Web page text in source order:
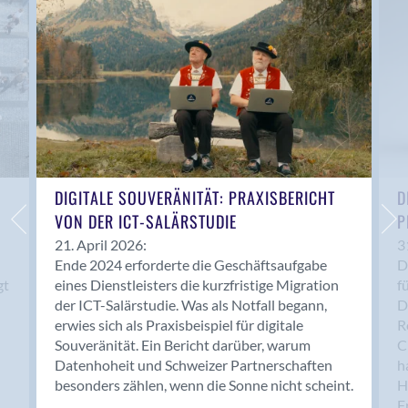
Anwil
Appenzell
Au SG
Baar
Baden
Balsthal
Balzers
Basel
Bassersdorf
Belp
Bendern
Benken (SG)
Bergdietikon
Berlin
Bern
Bern - Liebefeld
DIGITALE SOUVERÄNITÄT: PRAXISBERICHT
VON DER ICT-SALÄRSTUDIE
21. April 2026:
Ende 2024 erforderte die Geschäftsaufgabe
eines Dienstleisters die kurzfristige Migration
der ICT-Salärstudie. Was als Notfall begann,
erwies sich als Praxisbeispiel für digitale
Souveränität. Ein Bericht darüber, warum
Datenhoheit und Schweizer Partnerschaften
besonders zählen, wenn die Sonne nicht scheint.